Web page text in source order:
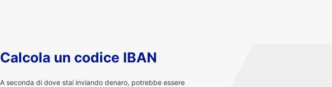
Calcola un codice IBAN
A seconda di dove stai inviando denaro, potrebbe essere